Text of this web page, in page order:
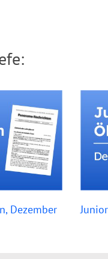
Dezember